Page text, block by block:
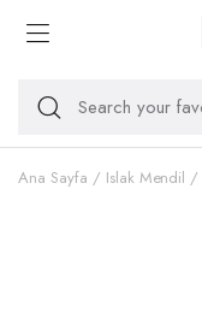
Ana Sayfa Islak Mendil